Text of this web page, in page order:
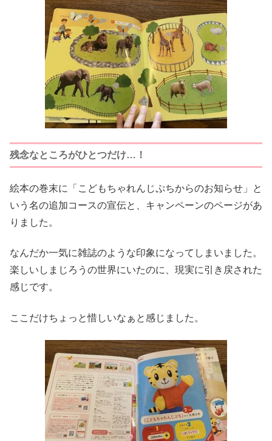
残念なところがひとつだけ…！
絵本の巻末に「こどもちゃれんじぷちからのお知らせ」と
いう名の追加コースの宣伝と、キャンペーンのページがあ
りました。
なんだか一気に雑誌のような印象になってしまいました。
楽しいしまじろうの世界にいたのに、現実に引き戻された
感じです。
ここだけちょっと惜しいなぁと感じました。